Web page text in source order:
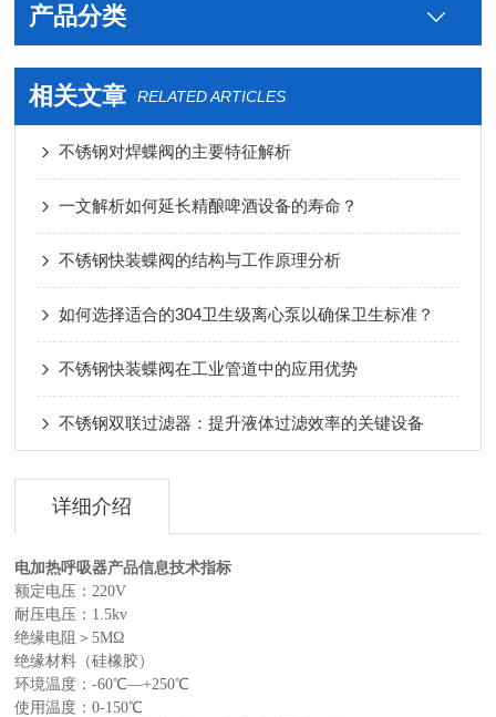
产品分类
相关文章 RELATED ARTICLES
不锈钢对焊蝶阀的主要特征解析
一文解析如何延长精酿啤酒设备的寿命？
不锈钢快装蝶阀的结构与工作原理分析
如何选择适合的304卫生级离心泵以确保卫生标准？
不锈钢快装蝶阀在工业管道中的应用优势
不锈钢双联过滤器：提升液体过滤效率的关键设备
详细介绍
电加热呼吸器产品信息技术指标
额定电压：220V
耐压电压：1.5kv
绝缘电阻＞5MΩ
绝缘材料（硅橡胶）
环境温度：-60℃—+250℃
使用温度：0-150℃